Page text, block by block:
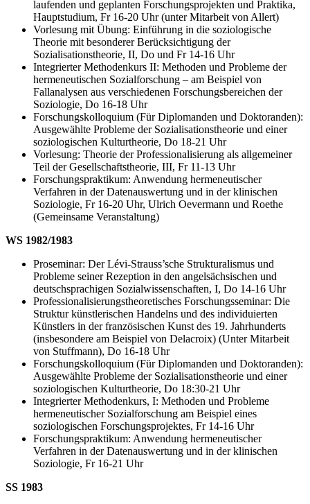
laufenden und geplanten Forschungsprojekten und Praktika,
Hauptstudium, Fr 16-20 Uhr (unter Mitarbeit von Allert)
Vorlesung mit Übung: Einführung in die soziologische
Theorie mit besonderer Berücksichtigung der
Sozialisationstheorie, II, Do und Fr 14-16 Uhr
Integrierter Methodenkurs II: Methoden und Probleme der
hermeneutischen Sozialforschung – am Beispiel von
Fallanalysen aus verschiedenen Forschungsbereichen der
Soziologie, Do 16-18 Uhr
Forschungskolloquium (Für Diplomanden und Doktoranden):
Ausgewählte Probleme der Sozialisationstheorie und einer
soziologischen Kulturtheorie, Do 18-21 Uhr
Vorlesung: Theorie der Professionalisierung als allgemeiner
Teil der Gesellschaftstheorie, III, Fr 11-13 Uhr
Forschungspraktikum: Anwendung hermeneutischer
Verfahren in der Datenauswertung und in der klinischen
Soziologie, Fr 16-20 Uhr, Ulrich Oevermann und Roethe
(Gemeinsame Veranstaltung)
WS 1982/1983
Proseminar: Der Lévi-Strauss’sche Strukturalismus und
Probleme seiner Rezeption in den angelsächsischen und
deutschsprachigen Sozialwissenschaften, I, Do 14-16 Uhr
Professionalisierungstheoretisches Forschungsseminar: Die
Struktur künstlerischen Handelns und des individuierten
Künstlers in der französischen Kunst des 19. Jahrhunderts
(insbesondere am Beispiel von Delacroix) (Unter Mitarbeit
von Stuffmann), Do 16-18 Uhr
Forschungskolloquium (Für Diplomanden und Doktoranden):
Ausgewählte Probleme der Sozialisationstheorie und einer
soziologischen Kulturtheorie, Do 18:30-21 Uhr
Integrierter Methodenkurs, I: Methoden und Probleme
hermeneutischer Sozialforschung am Beispiel eines
soziologischen Forschungsprojektes, Fr 14-16 Uhr
Forschungspraktikum: Anwendung hermeneutischer
Verfahren in der Datenauswertung und in der klinischen
Soziologie, Fr 16-21 Uhr
SS 1983